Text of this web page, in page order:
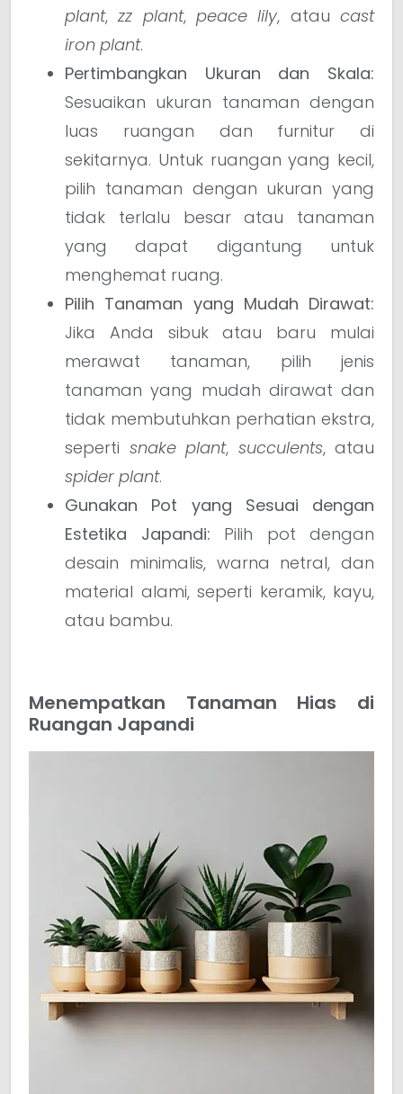
plant,zz plant,peace lily, ataucast
iron plant.
Pertimbangkan Ukuran dan Skala:
Sesuaikan ukuran tanaman dengan
luas ruangan dan furnitur di
sekitarnya. Untuk ruangan yang kecil,
pilih tanaman dengan ukuran yang
tidak terlalu besar atau tanaman
yang dapat digantung untuk
menghemat ruang.
Pilih Tanaman yang Mudah Dirawat:
Jika Anda sibuk atau baru mulai
merawat tanaman, pilih jenis
tanaman yang mudah dirawat dan
tidak membutuhkan perhatian ekstra,
seperti snake plant, succulents, atau
spider plant.
Gunakan Pot yang Sesuai dengan
Estetika Japandi: Pilih pot dengan
desain minimalis, warna netral, dan
material alami, seperti keramik, kayu,
atau bambu.
Menempatkan Tanaman Hias di
Ruangan Japandi